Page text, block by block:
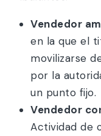
Vendedor
en la que el
movilizarse
por la
un punto fijo.
Vendedor
Actividad de